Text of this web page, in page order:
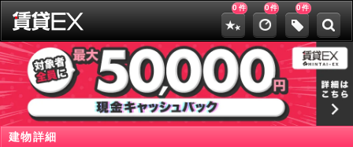
0 件 0件 0件
建物詳細